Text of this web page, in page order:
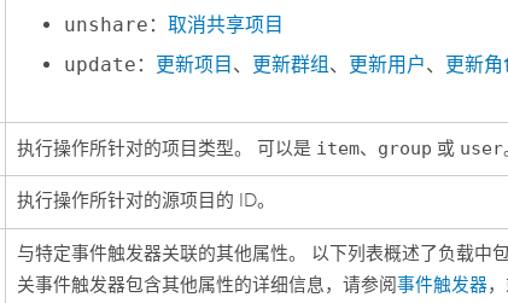
unshare ： 取消共享项目
update ： 更新项目 、 更新群组 、 更新用户、 更新角
执行操作所针对的项目类型。 可以是 item、 group 或 user
执行操作所针对的源项目的 ID。
与特定事件触发器关联的其他属性。 以下列表概述了负载中
关事件触发器包含其他属性的详细信息，请参阅事件触发器